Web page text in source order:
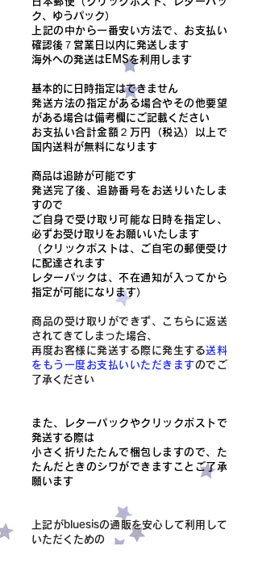
ク、ゆうパック）
上記の中から一番安い方法で、お支払い
確認後７営業日以内に発送します
​海外への発送はEMSを利用します
基本的に日時指定はできません
発送方法の指定がある場合やその他要望
がある場合は備考欄にご記載ください
​お支払い合計金額２万円（税込）以上で
国内送料が無料になります
商品は追跡が可能です
発送完了後、追跡番号をお送りいたしま
すので
ご自身で受け取り可能な日時を指定し、
必ずお受け取りをお願いいたします
（クリックポストは、ご自宅の郵便受け
に配達されます
レターパックは、不在通知が入ってから
指定が可能になります）
商品の受け取りができず、こちらに返送
されてきてしまった場合、
​再度お客様に発送する際に発生する送料
をもう一度お支払いいただきますのでご
了承ください
また、レターパックやクリックポストで
発送する際は
小さく折りたたんで梱包しますので、た
たんだときのシワができますことご了承
願います
上記がbluesisの通販を安心して利用して
いただくための